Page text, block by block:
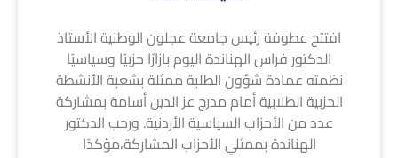
افتتح عطوفة رئيس جامعة عجلون الوطنية الأستاذ
الدكتور فراس الهناندة اليوم بازارًا حزبيًا وسياسيًا
نظمته عمادة شؤون الطلبة ممثلة بشعبة الأنشطة
الحزبية الطلابية أمام مدرج عز الدين أسامة بمشاركة
عدد من الأحزاب السياسية الأردنية. ورحب الدكتور
الهناندة بممثلي الأحزاب المشاركة،مؤكدًا